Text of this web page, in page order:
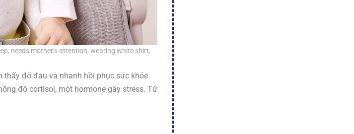
needs mother’s attention, wearing white shirt,
thấy đỡ đau và nhanh hồi phục sức khỏe
độ cortisol, một hormone gây stress. Từ